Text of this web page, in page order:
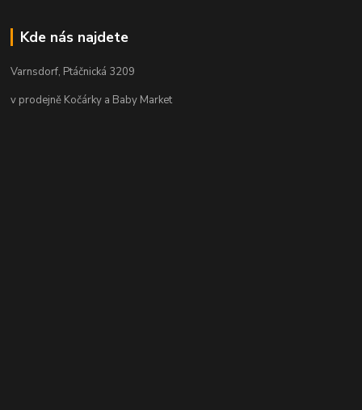
Kde nás najdete
Varnsdorf, Ptáčnická 3209
v prodejně Kočárky a Baby Market